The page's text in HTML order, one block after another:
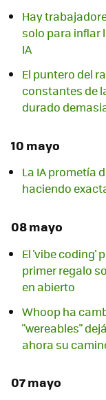
Hay
solo para inflar
IA
El puntero del
constantes de
durado
10 mayo
La IA prometía
haciendo
08 mayo
El 'vibe coding'
primer regalo
en abierto
Whoop ha
"wereables"
ahora su
07 mayo